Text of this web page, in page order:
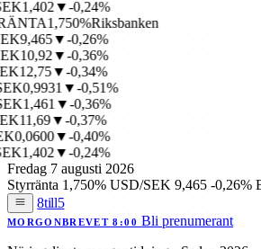
▼-0,24%
1,750%Riksbanken
▼-0,26%
▼-0,36%
▼-0,34%
0,9931▼-0,51%
1,461▼-0,36%
▼-0,37%
▼-0,40%
▼-0,24%
Fredag 7 augusti 2026
Styrränta 1,750% USD/SEK 9,465 -0,26%
8till5
MORGONBREVET 8:00 Bli prenumerant